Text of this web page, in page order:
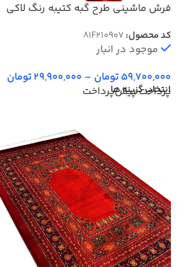
فرش ماشینی طرح گبه کتیبه رنگ لاکی
کد محصول:81F210907
موجود در انبار
59,700,000تومان –
29,900,000تومان
انتخاب گزینه ها
پرداخت پیش‌پرداخت